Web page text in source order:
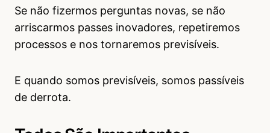
Se não fizermos perguntas novas, se não
arriscarmos passes inovadores, repetiremos
processos e nos tornaremos previsíveis.
E quando somos previsíveis, somos passíveis
de derrota.